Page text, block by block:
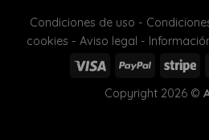
Condiciones de uso -
cookies - Aviso legal -
Copyright 2026 ©